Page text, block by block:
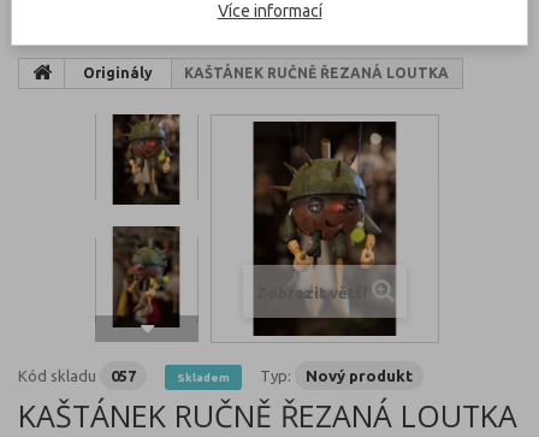
Originály KAŠTÁNEK RUČNĚ ŘEZANÁ LOUTKA
Zobrazit větší
Kód skladu 057 Skladem Typ: Nový produkt
KAŠTÁNEK RUČNĚ ŘEZANÁ LOUTKA
Více informací